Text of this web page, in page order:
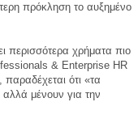
πρόκληση το αυξημένο
περισσότερα χρήματα πιο
& Enterprise HR
ότι «τα
αλλά μένουν για την